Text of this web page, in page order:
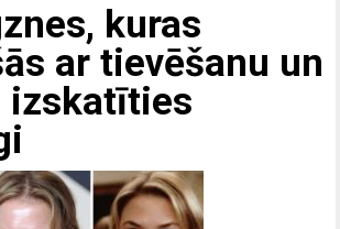
kuras
ar tievēšanu un
izskatīties